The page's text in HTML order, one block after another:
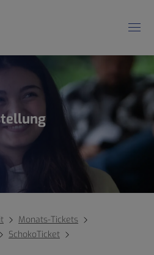
Monats-Tickets
SchokoTicket